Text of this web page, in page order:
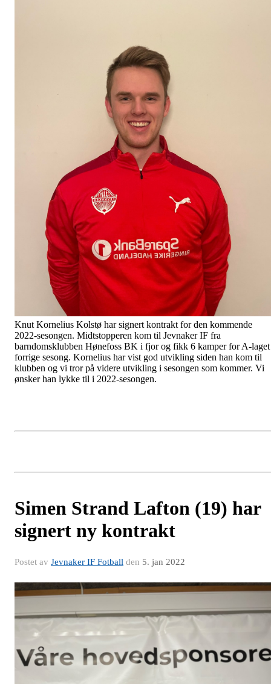
Knut Kornelius Kolstø har signert kontrakt for den kommende
2022-sesongen. Midtstopperen kom til Jevnaker IF fra
barndomsklubben Hønefoss BK i fjor og fikk 6 kamper for A-laget
forrige sesong. Kornelius har vist god utvikling siden han kom til
klubben og vi tror på videre utvikling i sesongen som kommer. Vi
ønsker han lykke til i 2022-sesongen.
Simen Strand Lafton (19) har
signert ny kontrakt
Postet av Jevnaker IF Fotball den 5. jan 2022